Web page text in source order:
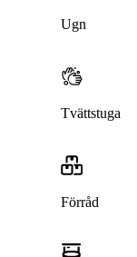
Ugn
Tvättstuga
Förråd